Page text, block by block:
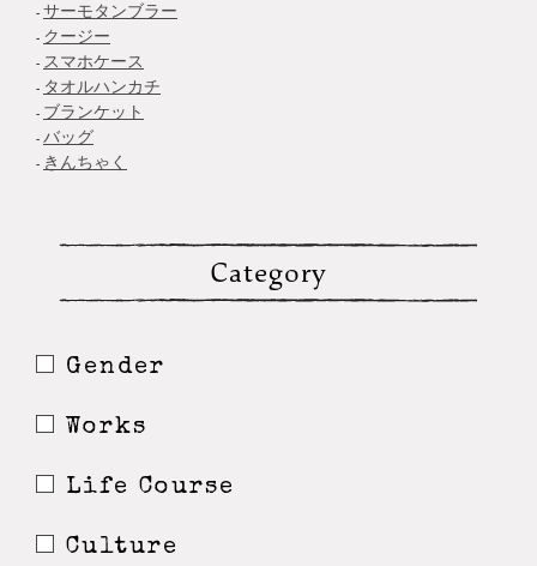
サーモタンブラー
クージー
スマホケース
タオルハンカチ
ブランケット
バッグ
きんちゃく
Category
Gender
Works
Life Course
Culture